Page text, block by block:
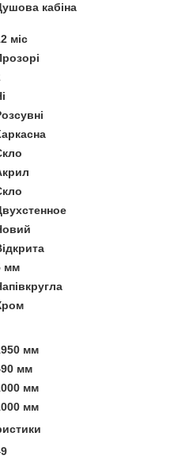
кабіна
міс
мм
мм
мм
мм
мм